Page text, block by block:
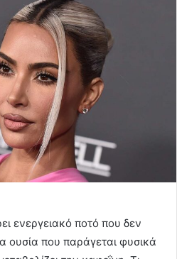
ενεργειακό ποτό που δεν
ουσία που παράγεται φυσικά